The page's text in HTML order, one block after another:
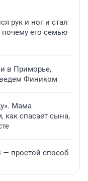
рук и ног и стал
почему его семью
в Приморье,
Фиником
Мама
как спасает сына,
— простой способ